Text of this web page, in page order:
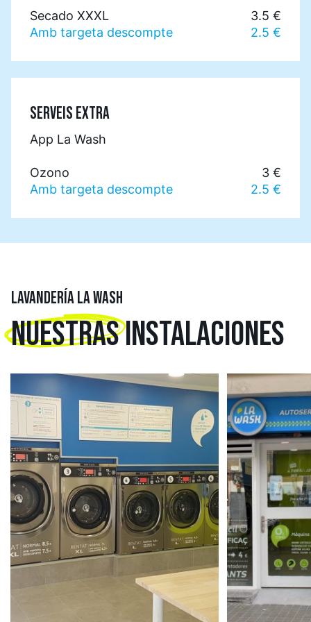
Secado XXXL
3.5 €
Amb targeta descompte
2.5 €
SERVEIS EXTRA
App La Wash
Ozono
3 €
Amb targeta descompte
2.5 €
LAVANDERÍA LA WASH
NUESTRASINSTALACIONES